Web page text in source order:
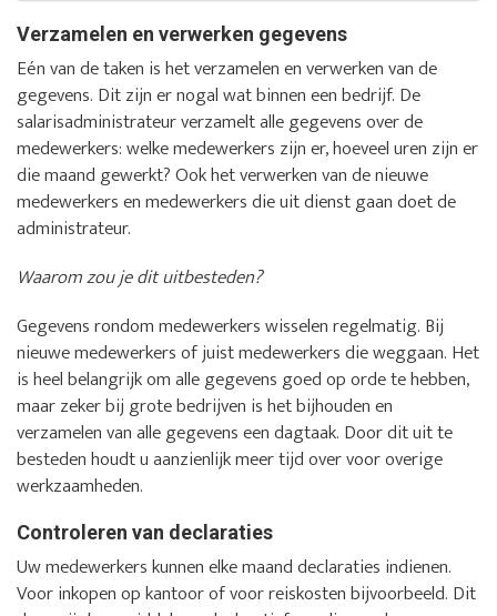
Verzamelen en verwerken gegevens
Eén van de taken is het verzamelen en verwerken van de
gegevens. Dit zijn er nogal wat binnen een bedrijf. De
salarisadministrateur verzamelt alle gegevens over de
medewerkers: welke medewerkers zijn er, hoeveel uren zijn er
die maand gewerkt? Ook het verwerken van de nieuwe
medewerkers en medewerkers die uit dienst gaan doet de
administrateur.
Waarom zou je dit uitbesteden?
Gegevens rondom medewerkers wisselen regelmatig. Bij
nieuwe medewerkers of juist medewerkers die weggaan. Het
is heel belangrijk om alle gegevens goed op orde te hebben,
maar zeker bij grote bedrijven is het bijhouden en
verzamelen van alle gegevens een dagtaak. Door dit uit te
besteden houdt u aanzienlijk meer tijd over voor overige
werkzaamheden.
Controleren van declaraties
Uw medewerkers kunnen elke maand declaraties indienen.
Voor inkopen op kantoor of voor reiskosten bijvoorbeeld. Dit